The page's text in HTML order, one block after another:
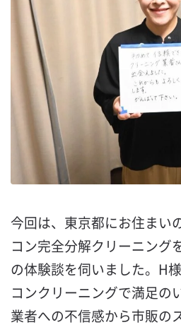
今回は、東京都にお住まい
コン完全分解クリーニング
の体験談を伺いました。H
コンクリーニングで満足の
業者への不信感から市販の